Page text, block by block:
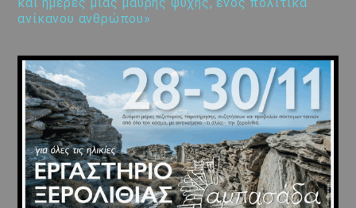
ανίκανου ανθρώπου»